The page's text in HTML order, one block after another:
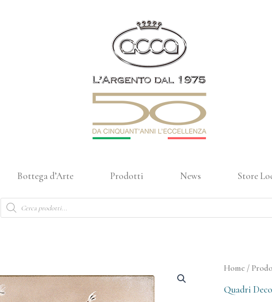
Bottega d’Arte Prodotti News Store
Products
search
Home /
Quadri
Pannello
Un